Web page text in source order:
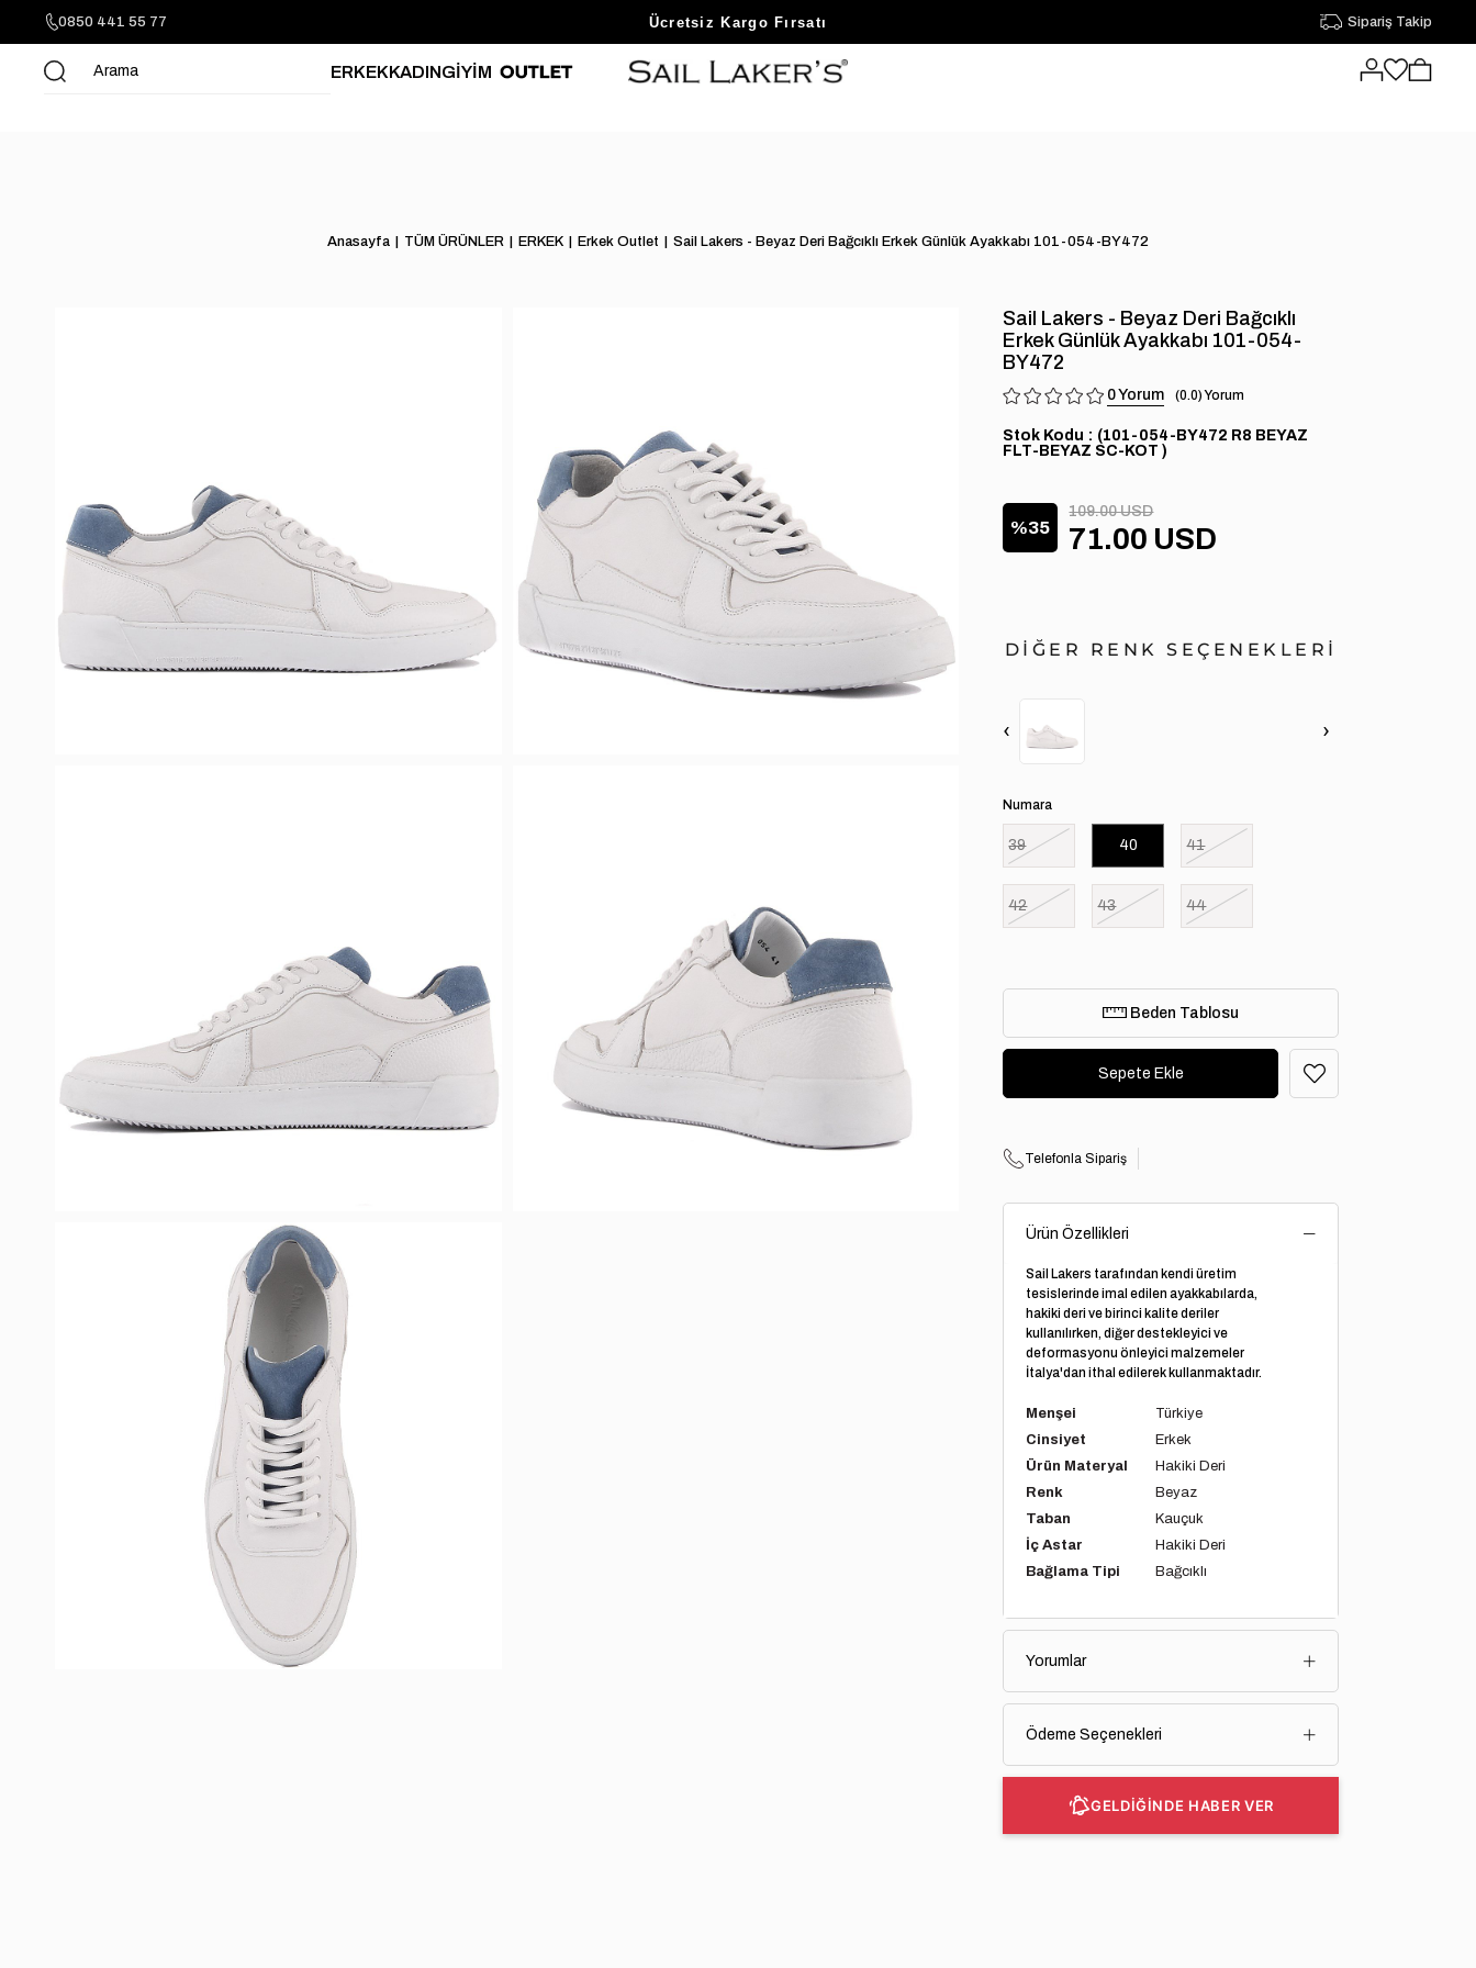
0850 441 55 77 Sezon Sonu Fırsatlarını Keşfet Sipariş Takip
ERKEKKADINGİYİM
Anasayfa TÜM ÜRÜNLER ERKEK Erkek Outlet Sail Lakers - Beyaz Deri Bağcıklı Erkek Günlük Ayakkabı 101-054-BY472
Sail Lakers - Beyaz Deri Bağcıklı
Erkek Günlük Ayakkabı 101-054-
BY472
0 0.0
Stok Kodu
(101-054-BY472 R8 BEYAZ
FLT-BEYAZ SC-KOT )
35
109.00 USD
71.00 USD
DİĞER RENK SEÇENEKLERİ
‹ ›
Numara
39 40 41
42 43 44
Beden Tablosu
Telefonla Sipariş
Ürün Özellikleri
Sail Lakers tarafından kendi üretim
tesislerinde imal edilen ayakkabılarda,
hakiki deri ve birinci kalite deriler
kullanılırken, diğer destekleyici ve
deformasyonu önleyici malzemeler
İtalya'dan ithal edilerek kullanmaktadır.
Menşei
Türkiye
Cinsiyet
Erkek
Ürün Materyal
Hakiki Deri
Renk
Beyaz
Taban
Kauçuk
İç Astar
Hakiki Deri
Bağlama Tipi
Bağcıklı
Yorumlar
Ödeme Seçenekleri
GELDİĞİNDE HABER VER